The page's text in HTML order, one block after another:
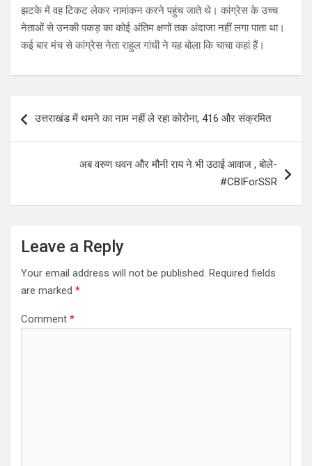
झटके में वह टिकट लेकर नामांकन करने पहुंच जाते थे। कांग्रेस के उच्च
नेताओं से उनकी पकड़ का कोई अंतिम क्षणों तक अंदाजा नहीं लगा पाता था।
कई बार मंच से कांग्रेस नेता राहुल गांधी ने यह बोला कि चाचा कहां हैं।
navigation
उत्तराखंड में थमने का नाम नहीं ले रहा कोरोना, 416 और संक्रमित
अब वरुण धवन और मौनी राय ने भी उठाई आवाज , बोले-
#CBIForSSR
Leave a Reply
Your email address will not be published. Required fields
are marked *
Comment *